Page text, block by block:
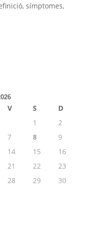
símptomes,
V S
D
1
2
7 8
9
14 15
16
21 22
23
28 29
30